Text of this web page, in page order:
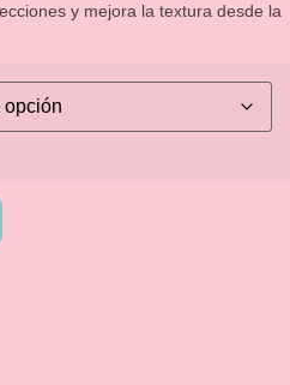
y mejora la textura desde la